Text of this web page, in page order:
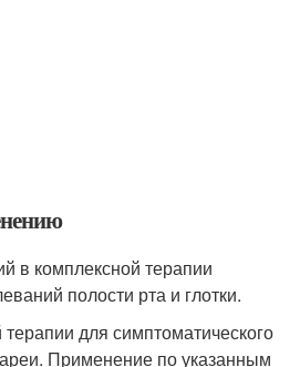
в комплексной терапии
полости рта и глотки.
для симптоматического
Применение по указанным